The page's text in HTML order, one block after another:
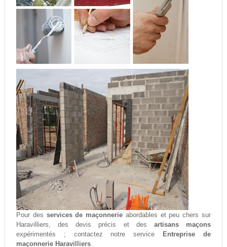
Pour des services de maçonnerie abordables et peu chers sur
Haravilliers, des devis précis et des artisans maçons
expérimentés ; contactez notre service
Entreprise de
maçonnerie Haravilliers.